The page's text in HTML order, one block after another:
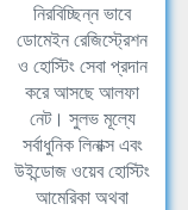
নিরবিচ্ছিন্ন ভাবে
ডোমেইন রেজিস্ট্রেশন
ও হোস্টিং সেবা প্রদান
করে আসছে আলফা
নেট। সুলভ মূল্যে
সর্বাধুনিক লিনাক্স এবং
উইন্ডোজ ওয়েব হোস্টিং
আমেরিকা অথবা